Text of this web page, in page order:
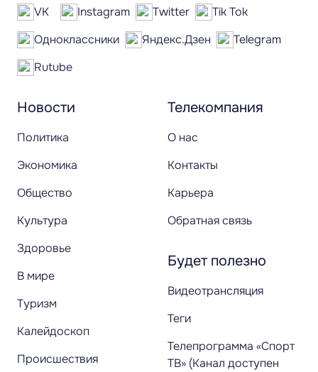
Новости
Политика
Экономика
Общество
Культура
Здоровье
В мире
Туризм
Калейдоскоп
Происшествия
Телекомпания
О нас
Контакты
Карьера
Обратная связь
Будет полезно
Видеотрансляция
Теги
Телепрограмма «Спорт
ТВ» (Канал доступен
VK Instagram Twitter
Tik Tok
Одноклассники
Яндекс.Дзен
Telegram
Rutube